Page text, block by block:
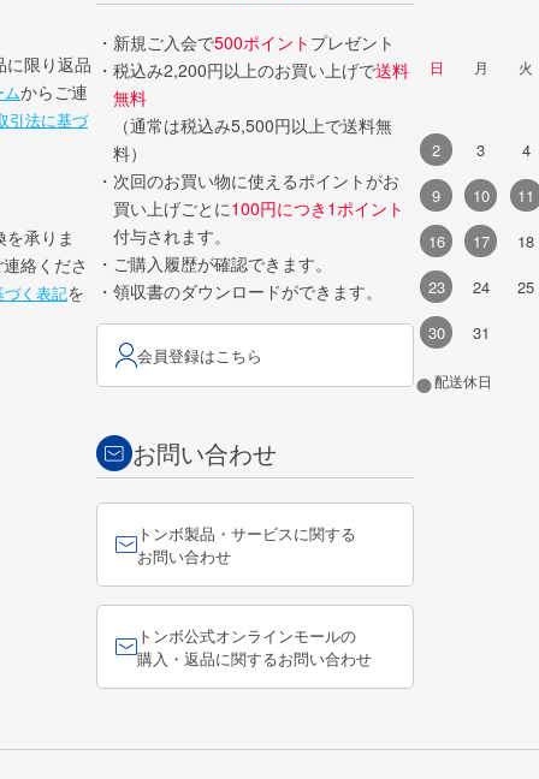
に限り返品
からご連
引法に基づ
承りま
絡くださ
く表記を
・新規ご入会で500ポイント プレゼント
・税込み2,200円以上のお買い上げで送料
無料
（通常は税込み5,500円以上で送料無
料）
・次回のお買い物に使えるポイントがお
買い上げごとに100円につき1ポイント
付与されます。
・ご購入履歴が確認できます。
・領収書のダウンロードができます。
会員登録はこちら
お問い合わせ
トンボ製品・サービスに関する
お問い合わせ
トンボ公式オンラインモールの
購入・返品に関するお問い合わせ
日 月 火
2 3
4
9
10
11
16
17
18
23
24
25
30
31
●配送休日